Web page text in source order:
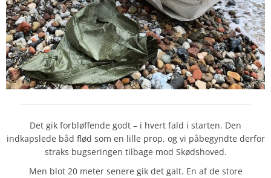
Det gik forbløffende godt – i hvert fald i starten. Den
indkapslede båd flød som en lille prop, og vi påbegyndte derfor
straks bugseringen tilbage mod Skødshoved.
Men blot 20 meter senere gik det galt. En af de store